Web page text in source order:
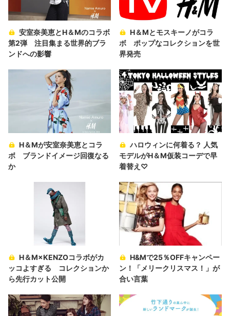
安室奈美恵とH＆Mのコラボ
第2弾 注目集まる世界的ブラ
ンドへの影響
H＆Mとモスキーノがコラ
ボ ポップなコレクションを世
界発売
H＆Mが安室奈美恵とコラ
ボ ブランドイメージ回復なる
か
ハロウィンに何着る？ 人気
モデルがH＆M仮装コーデで早
着替え♡
H＆M×KENZOコラボがカ
ッコよすぎる コレクションか
ら先行カット公開
H&Mで25％OFFキャンペー
ン！「メリークリスマス！」が
合い言葉